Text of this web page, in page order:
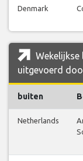
Denmark
uitgevoerd
buiten
Netherlands